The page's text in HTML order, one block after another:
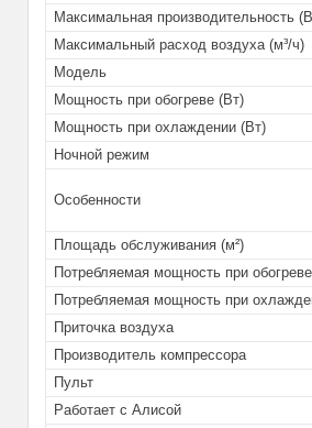
Максимальная производительность
Максимальный расход воздуха (м³/ч)
Модель
Мощность при обогреве (Вт)
Мощность при охлаждении (Вт)
Ночной режим
Особенности
Площадь обслуживания (м²)
Потребляемая мощность при
Потребляемая мощность при
Приточка воздуха
Производитель компрессора
Пульт
Работает с Алисой